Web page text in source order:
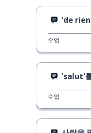
'de
수업
'salut'
수업